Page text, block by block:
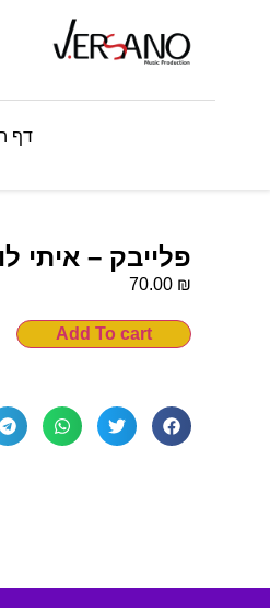
דף
פלייבק – איתי
70.00 ₪
Add To cart